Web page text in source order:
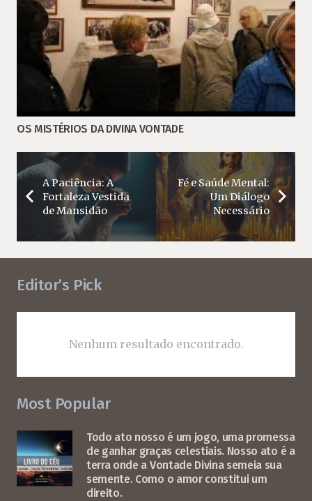
OS MISTÉRIOS DA DIVINA VONTADE
A Paciência: A
Fortaleza Vestida
de Mansidão
Fé e Saúde Mental:
Um Diálogo
Necessário
Editor’s Pick
Nenhum resultado encontrado.
Most Popular
Todo ato nosso é um jogo, uma promessa
de ganhar graças celestiais. Nosso ato é a
terra onde a Vontade Divina semeia sua
semente. Como o amor constitui um
direito.